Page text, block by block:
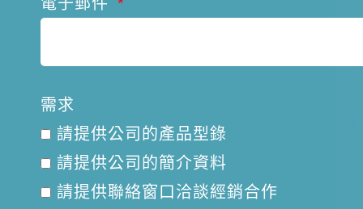
需求
請提供公司的產品型錄
請提供公司的簡介資料
請提供聯絡窗口洽談經銷合作